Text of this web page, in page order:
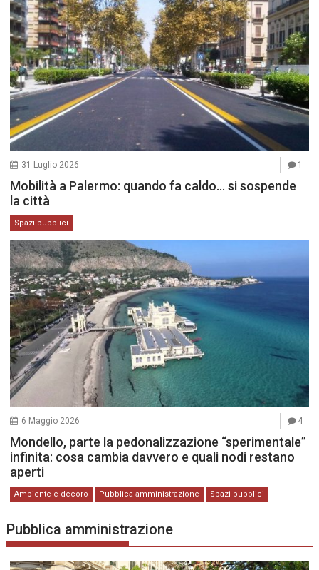
31 Luglio 2026 1
Mobilità a Palermo: quando fa caldo… si sospende
la città
Spazi pubblici
6 Maggio 2026 4
Mondello, parte la pedonalizzazione “sperimentale”
infinita: cosa cambia davvero e quali nodi restano
aperti
Ambiente e decoro Pubblica amministrazione Spazi pubblici
Pubblica amministrazione